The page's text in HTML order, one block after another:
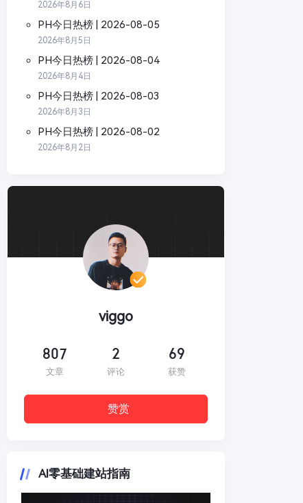
2026年8月6日
PH今日热榜 | 2026-08-05
2026年8月5日
PH今日热榜 | 2026-08-04
2026年8月4日
PH今日热榜 | 2026-08-03
2026年8月3日
PH今日热榜 | 2026-08-02
2026年8月2日
viggo
807
文章
2
评论
69
获赞
赞赏
AI零基础建站指南